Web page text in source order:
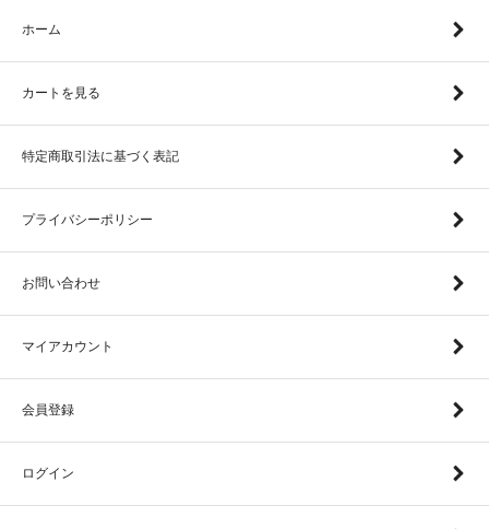
ホーム
カートを見る
特定商取引法に基づく表記
プライバシーポリシー
お問い合わせ
マイアカウント
会員登録
ログイン